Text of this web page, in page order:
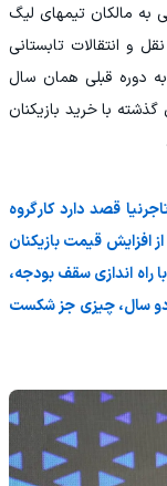
به مالکان تیمهای لیگ
و انتقالات تابستانی
دوره قبلی همان سال
با خرید بازیکنان
قصد دارد کارگروه
افزایش قیمت بازیکنان
اندازی سقف بودجه،
دو سال، چیزی جز شکست